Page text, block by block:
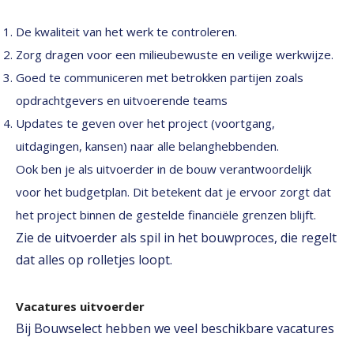
De kwaliteit van het werk te controleren.
Zorg dragen voor een milieubewuste en veilige werkwijze.
Goed te communiceren met betrokken partijen zoals
opdrachtgevers en uitvoerende teams
Updates te geven over het project (voortgang,
uitdagingen, kansen) naar alle belanghebbenden.
Ook ben je als uitvoerder in de bouw verantwoordelijk
voor het budgetplan. Dit betekent dat je ervoor zorgt dat
het project binnen de gestelde financiële grenzen blijft.
Zie de uitvoerder als spil in het bouwproces, die regelt
dat alles op rolletjes loopt.
Vacatures uitvoerder
Bij Bouwselect hebben we veel beschikbare vacatures